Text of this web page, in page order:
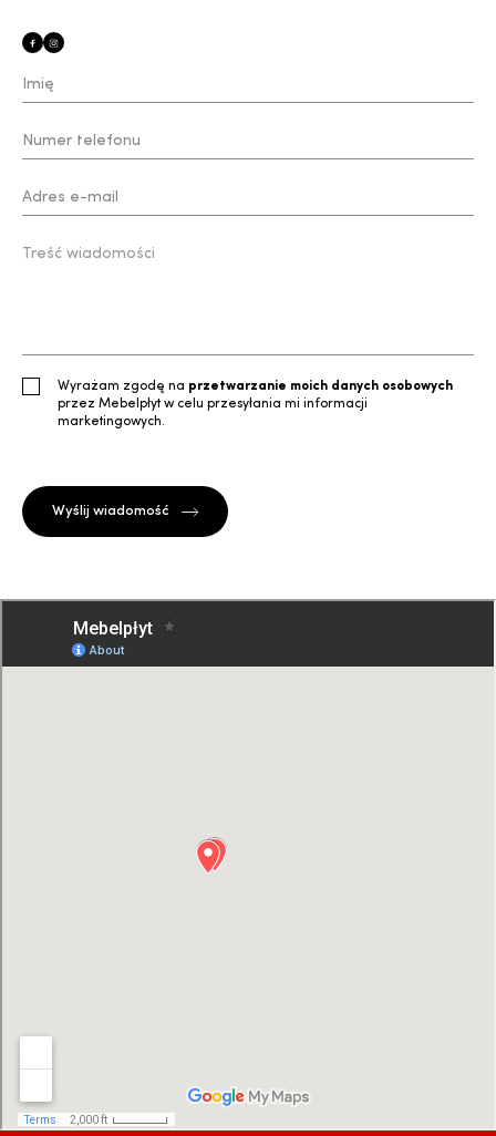
Wyrażam zgodę na przetwarzanie moich danych osobowych
przez Mebelpłyt w celu przesyłania mi informacji
marketingowych.